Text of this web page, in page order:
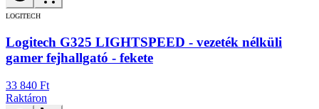
LOGITECH
Logitech G325 LIGHTSPEED - vezeték nélküli
gamer fejhallgató - fekete
33 840 Ft
Raktáron